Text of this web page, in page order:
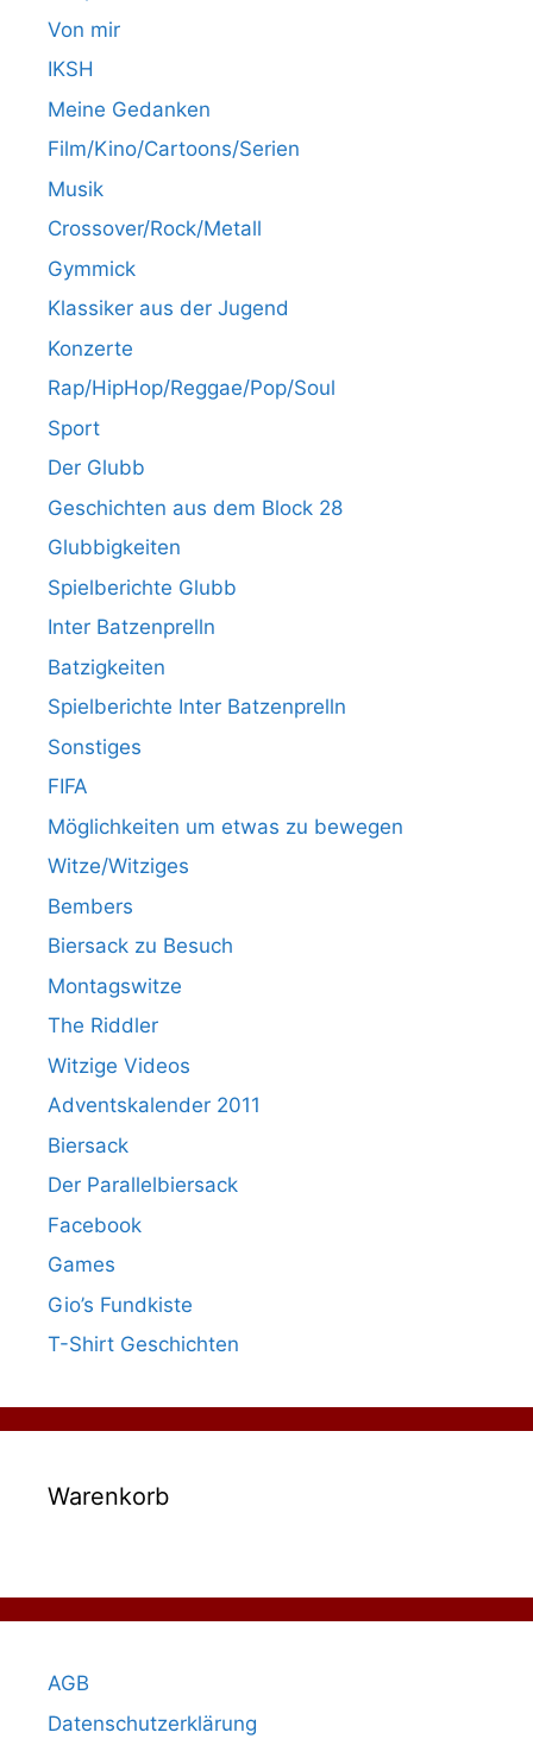
Von mir
IKSH
Meine Gedanken
Film/Kino/Cartoons/Serien
Musik
Crossover/Rock/Metall
Gymmick
Klassiker aus der Jugend
Konzerte
Rap/HipHop/Reggae/Pop/Soul
Sport
Der Glubb
Geschichten aus dem Block 28
Glubbigkeiten
Spielberichte Glubb
Inter Batzenprelln
Batzigkeiten
Spielberichte Inter Batzenprelln
Sonstiges
FIFA
Möglichkeiten um etwas zu bewegen
Witze/Witziges
Bembers
Biersack zu Besuch
Montagswitze
The Riddler
Witzige Videos
Adventskalender 2011
Biersack
Der Parallelbiersack
Facebook
Games
Gio’s Fundkiste
T-Shirt Geschichten
Warenkorb
AGB
Datenschutzerklärung